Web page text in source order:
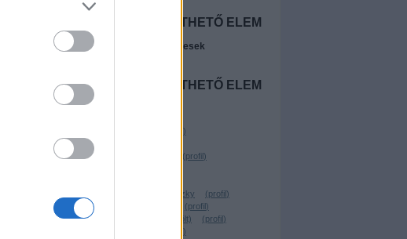
MEGJELENÍTHETŐ ELEM
A legújabb előzetesek
MEGJELENÍTHETŐ ELEM
)
(profil)
Linkovic Csumoszky
(profil)
(profil)
Köbli Norbert (törölt)
(profil)
)